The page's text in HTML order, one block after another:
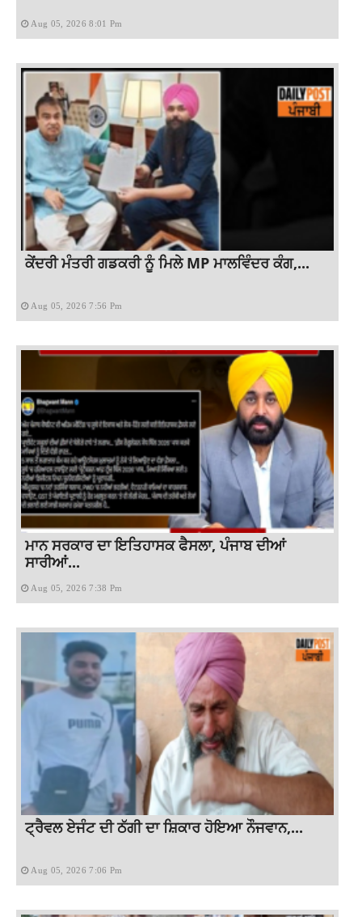
Aug 05, 2026 8:01 Pm
ਕੇਂਦਰੀ ਮੰਤਰੀ ਗਡਕਰੀ ਨੂੰ ਮਿਲੇ MP ਮਾਲਵਿੰਦਰ ਕੰਗ,...
Aug 05, 2026 7:56 Pm
ਮਾਨ ਸਰਕਾਰ ਦਾ ਇਤਿਹਾਸਕ ਫੈਸਲਾ, ਪੰਜਾਬ ਦੀਆਂ
ਸਾਰੀਆਂ...
Aug 05, 2026 7:38 Pm
ਟ੍ਰੈਵਲ ਏਜੰਟ ਦੀ ਠੱਗੀ ਦਾ ਸ਼ਿਕਾਰ ਹੋਇਆ ਨੌਜਵਾਨ,...
Aug 05, 2026 7:06 Pm